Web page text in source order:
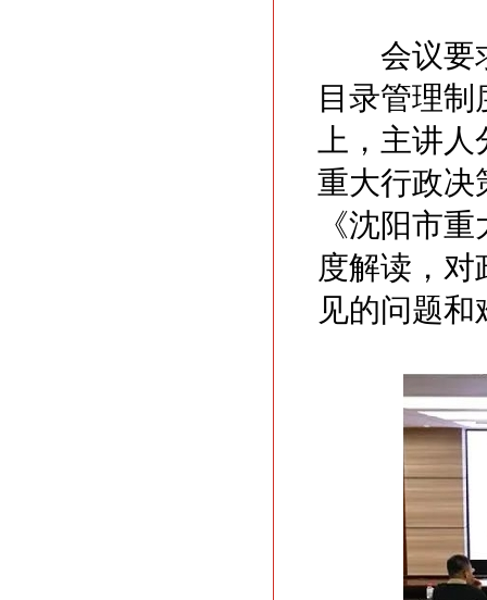
会议要求
目录管理
上，主讲
重大行政决
《沈阳市
度解读，
见的问题